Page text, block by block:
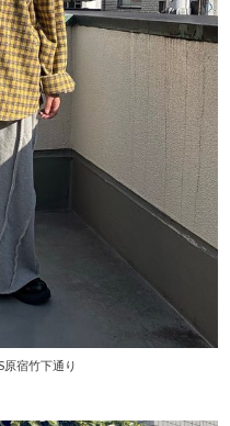
原宿竹下通り